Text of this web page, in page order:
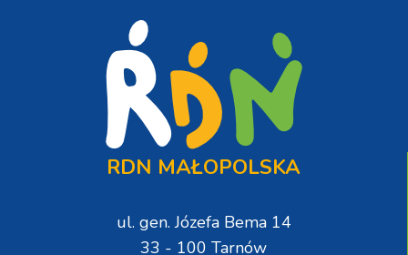
RDN MAŁOPOLSKA
ul. gen. Józefa Bema 14
33 - 100 Tarnów